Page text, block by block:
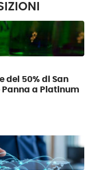
del 50% di San
Panna a Platinum